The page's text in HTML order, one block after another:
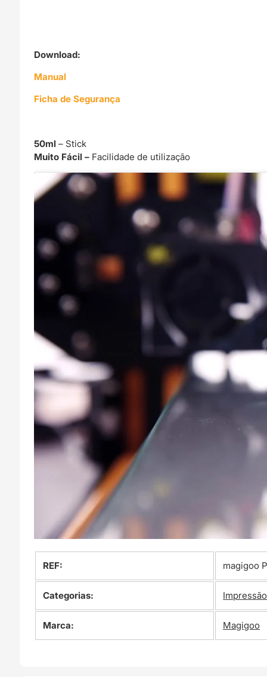
Download:
Manual
Ficha de Segurança
50ml – Stick
Muito Fácil – Facilidade de utilização
REF: magigoo
Categorias:
Marca: Magigoo